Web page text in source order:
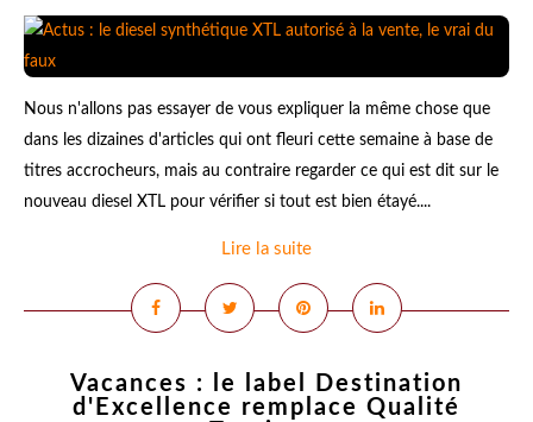
Nous n'allons pas essayer de vous expliquer la même chose que
dans les dizaines d'articles qui ont fleuri cette semaine à base de
titres accrocheurs, mais au contraire regarder ce qui est dit sur le
nouveau diesel XTL pour vérifier si tout est bien étayé....
Lire la suite
Vacances : le label Destination
d'Excellence remplace Qualité